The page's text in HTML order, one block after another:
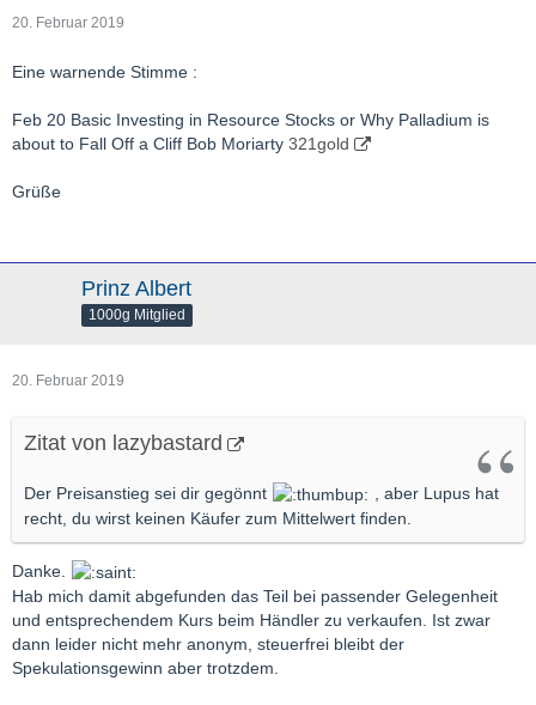
20. Februar 2019
Eine warnende Stimme :
Feb 20 Basic Investing in Resource Stocks or Why Palladium is
about to Fall Off a Cliff Bob Moriarty 321gold
Grüße
Prinz Albert
1000g Mitglied
20. Februar 2019
Zitat von lazybastard
Der Preisanstieg sei dir gegönnt
, aber Lupus hat
recht, du wirst keinen Käufer zum Mittelwert finden.
Danke.
Hab mich damit abgefunden das Teil bei passender Gelegenheit
und entsprechendem Kurs beim Händler zu verkaufen. Ist zwar
dann leider nicht mehr anonym, steuerfrei bleibt der
Spekulationsgewinn aber trotzdem.